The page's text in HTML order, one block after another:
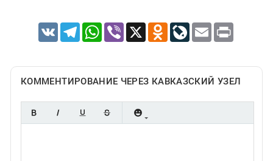
VK TelegramWhatsApp
Viber X Odnoklassniki
LiveJournal
Email Print
КОММЕНТИРОВАНИЕ ЧЕРЕЗ КАВКАЗСКИЙ УЗЕЛ